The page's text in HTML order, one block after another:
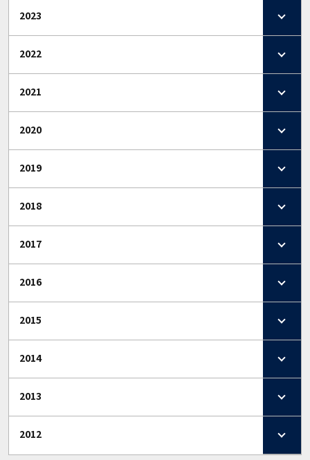
2023
2022
2021
2020
2019
2018
2017
2016
2015
2014
2013
2012